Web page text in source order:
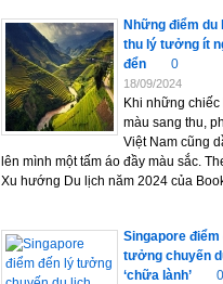
Những điểm du
thu lý tưởng ít
đển
0
18/09/2024
Khi những chiếc
màu sang thu,
Việt Nam cũng
lên mình một tấm áo đầy màu sắc.
Xu hướng Du lịch năm 2024 của
Singapore điểm
tưởng chuyến
‘chữa lành’
0